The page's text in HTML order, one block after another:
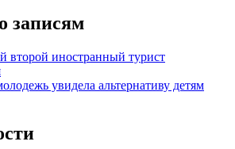
записям
второй иностранный турист
увидела альтернативу детям